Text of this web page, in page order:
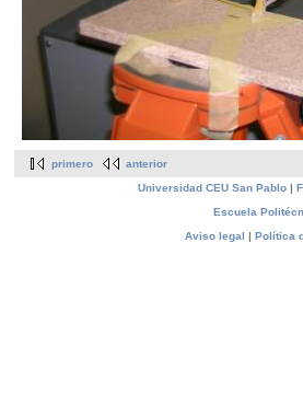
primero
anterior
Universidad CEU San Pablo|
Escuela
Aviso legal | Política